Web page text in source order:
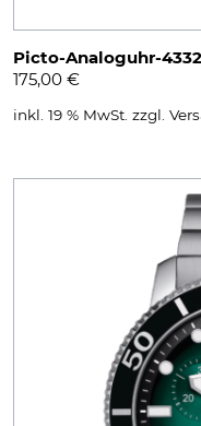
Picto-Analoguhr-
175,00 €
inkl. 19 % MwSt. zzgl.